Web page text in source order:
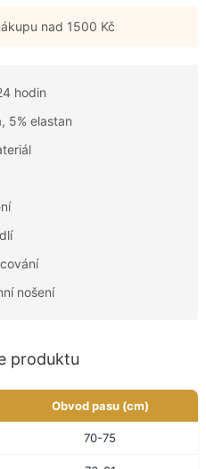
nad 1500 Kč
hodin
5% elastan
nošení
produktu
Obvod pasu (cm)
70-75